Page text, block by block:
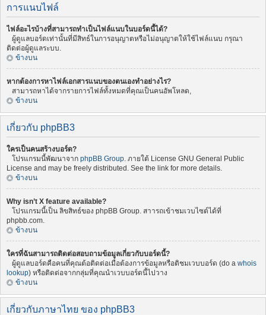
การแนบไฟล์
ไฟล์อะไรบ้างที่สามารถทำเป็นไฟล์แนบในบอร์ดนี้ได้?
ผู้ดูแลบอร์ดเท่านั้นที่มีสิทธ์ในการอนุญาตหรือไม่อนุญาตให้ใช้ไฟล์แนบ กรุณา
ติดต่อผู้ดูแลระบบ.
ข้างบน
หากต้องการหาไฟล์เอกสารแนบของตนเองทำอย่างไร?
สามารถหาได้จากรายการไฟล์ทั้งหมดที่คุณเป็นคนอัพโหลด,
ข้างบน
เกี่ยวกับ phpBB3
ใครเป็นคนสร้างบอร์ด?
โปรแกรมนี้พัฒนาจาก phpBB Group. ภายใต้ License GNU General Public
License and may be freely distributed. See the link for more details.
ข้างบน
Why isn’t X feature available?
โปรแกรมนี้เป็น ลิขสิทธ์ของ phpBB Group. สาารถเข้าชมเวบไซต์ได้ที่
phpbb.com.
ข้างบน
ใครที่ฉันสามารถติดต่อสอบถามข้อมูลเกี่ยวกับบอร์ดนี้?
ผู้ดูแลบอร์ดคือคนที่คุณต้อติดต่อเมื่อต้องการข้อมูลหรือติชมเวบบอร์ด (do a whois
lookup) หรือติดต่อจากกลุ่มที่คุณนำเวบบอร์ดนี้ไปวาง
ข้างบน
เกี่ยวกับภาษาไทย ของ phpBB3